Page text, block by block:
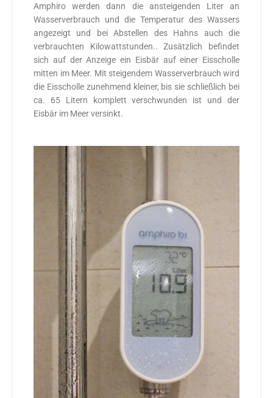
Amphiro werden dann die ansteigenden Liter an
Wasserverbrauch und die Temperatur des Wassers
angezeigt und bei Abstellen des Hahns auch die
verbrauchten Kilowattstunden.. Zusätzlich befindet
sich auf der Anzeige ein Eisbär auf einer Eisscholle
mitten im Meer. Mit steigendem Wasserverbrauch wird
die Eisscholle zunehmend kleiner, bis sie schließlich bei
ca. 65 Litern komplett verschwunden ist und der
Eisbär im Meer versinkt.